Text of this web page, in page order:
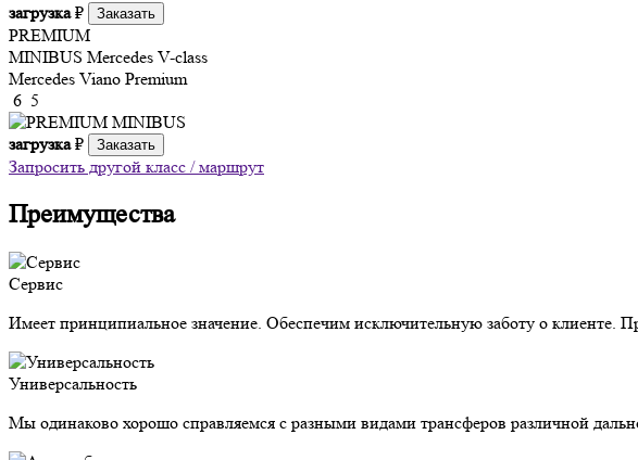
загрузка₽ Заказать
PREMIUM
MINIBUS Mercedes V-class
Mercedes Viano Premium
6 5
загрузка₽ Заказать
Запросить другой класс / маршрут
Преимущества
Сервис
Имеет принципиальное значение. Обеспечим исключительную заботу о клиенте.
Универсальность
Мы одинаково хорошо справляемся с разными видами трансферов различной